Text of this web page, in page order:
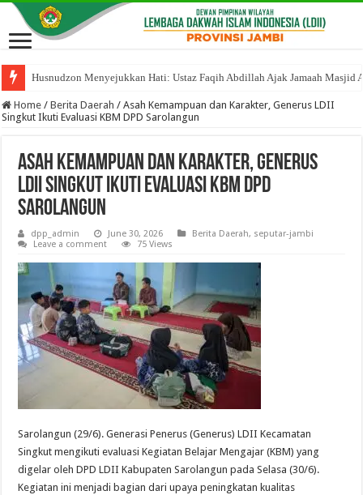
Husnudzon Menyejukkan Hati: Ustaz Faqih Abdillah Ajak Jamaah
Home / Berita Daerah / Asah Kemampuan dan Karakter, Generus LDII
Singkut Ikuti Evaluasi KBM DPD Sarolangun
Asah Kemampuan dan Karakter, Generus
LDII Singkut Ikuti Evaluasi KBM DPD
Sarolangun
dpp_admin June 30, 2026 Berita Daerah, seputar-jambi
Leave a comment
75 Views
Sarolangun (29/6). Generasi Penerus (Generus) LDII Kecamatan
Singkut mengikuti evaluasi Kegiatan Belajar Mengajar (KBM) yang
digelar oleh DPD LDII Kabupaten Sarolangun pada Selasa (30/6).
Kegiatan ini menjadi bagian dari upaya peningkatan kualitas